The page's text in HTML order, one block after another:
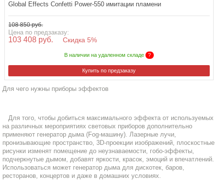
Global Effects Confetti Power-550 имитации пламени
108 850 руб.
Цена по предзаказу:
103 408 руб. Скидка 5%
В наличии на удаленном складе ?
Купить по предзаказу
Для чего нужны приборы эффектов
Для того, чтобы добиться максимального эффекта от используемых
на различных мероприятиях световых приборов дополнительно
применяют генератор дыма (Fog-машину). Лазерные лучи,
пронизывающие пространство, 3D-проекции изображений, плоскостные
рисунки изменят помещение до неузнаваемости, гобо-эффекты,
подчеркнутые дымом, добавят яркости, красок, эмоций и впечатлений.
Использоваться может генератор дыма для дискотек, баров,
ресторанов, концертов и даже в домашних условиях.